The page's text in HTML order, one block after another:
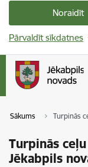
Noraidīt
Pārvaldīt sīkdatnes
Sākums Turpinās
Turpinās
Jēkabpils